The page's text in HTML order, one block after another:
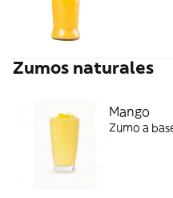
Zumos naturales
Mango
Zumo a